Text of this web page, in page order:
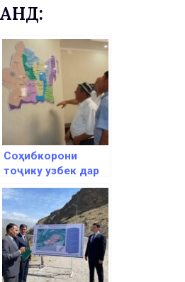
Соҳибкорони
тоҷику узбек дар
ноҳияи Ашт боғҳои
интенсивӣ бунёд
мекунанд